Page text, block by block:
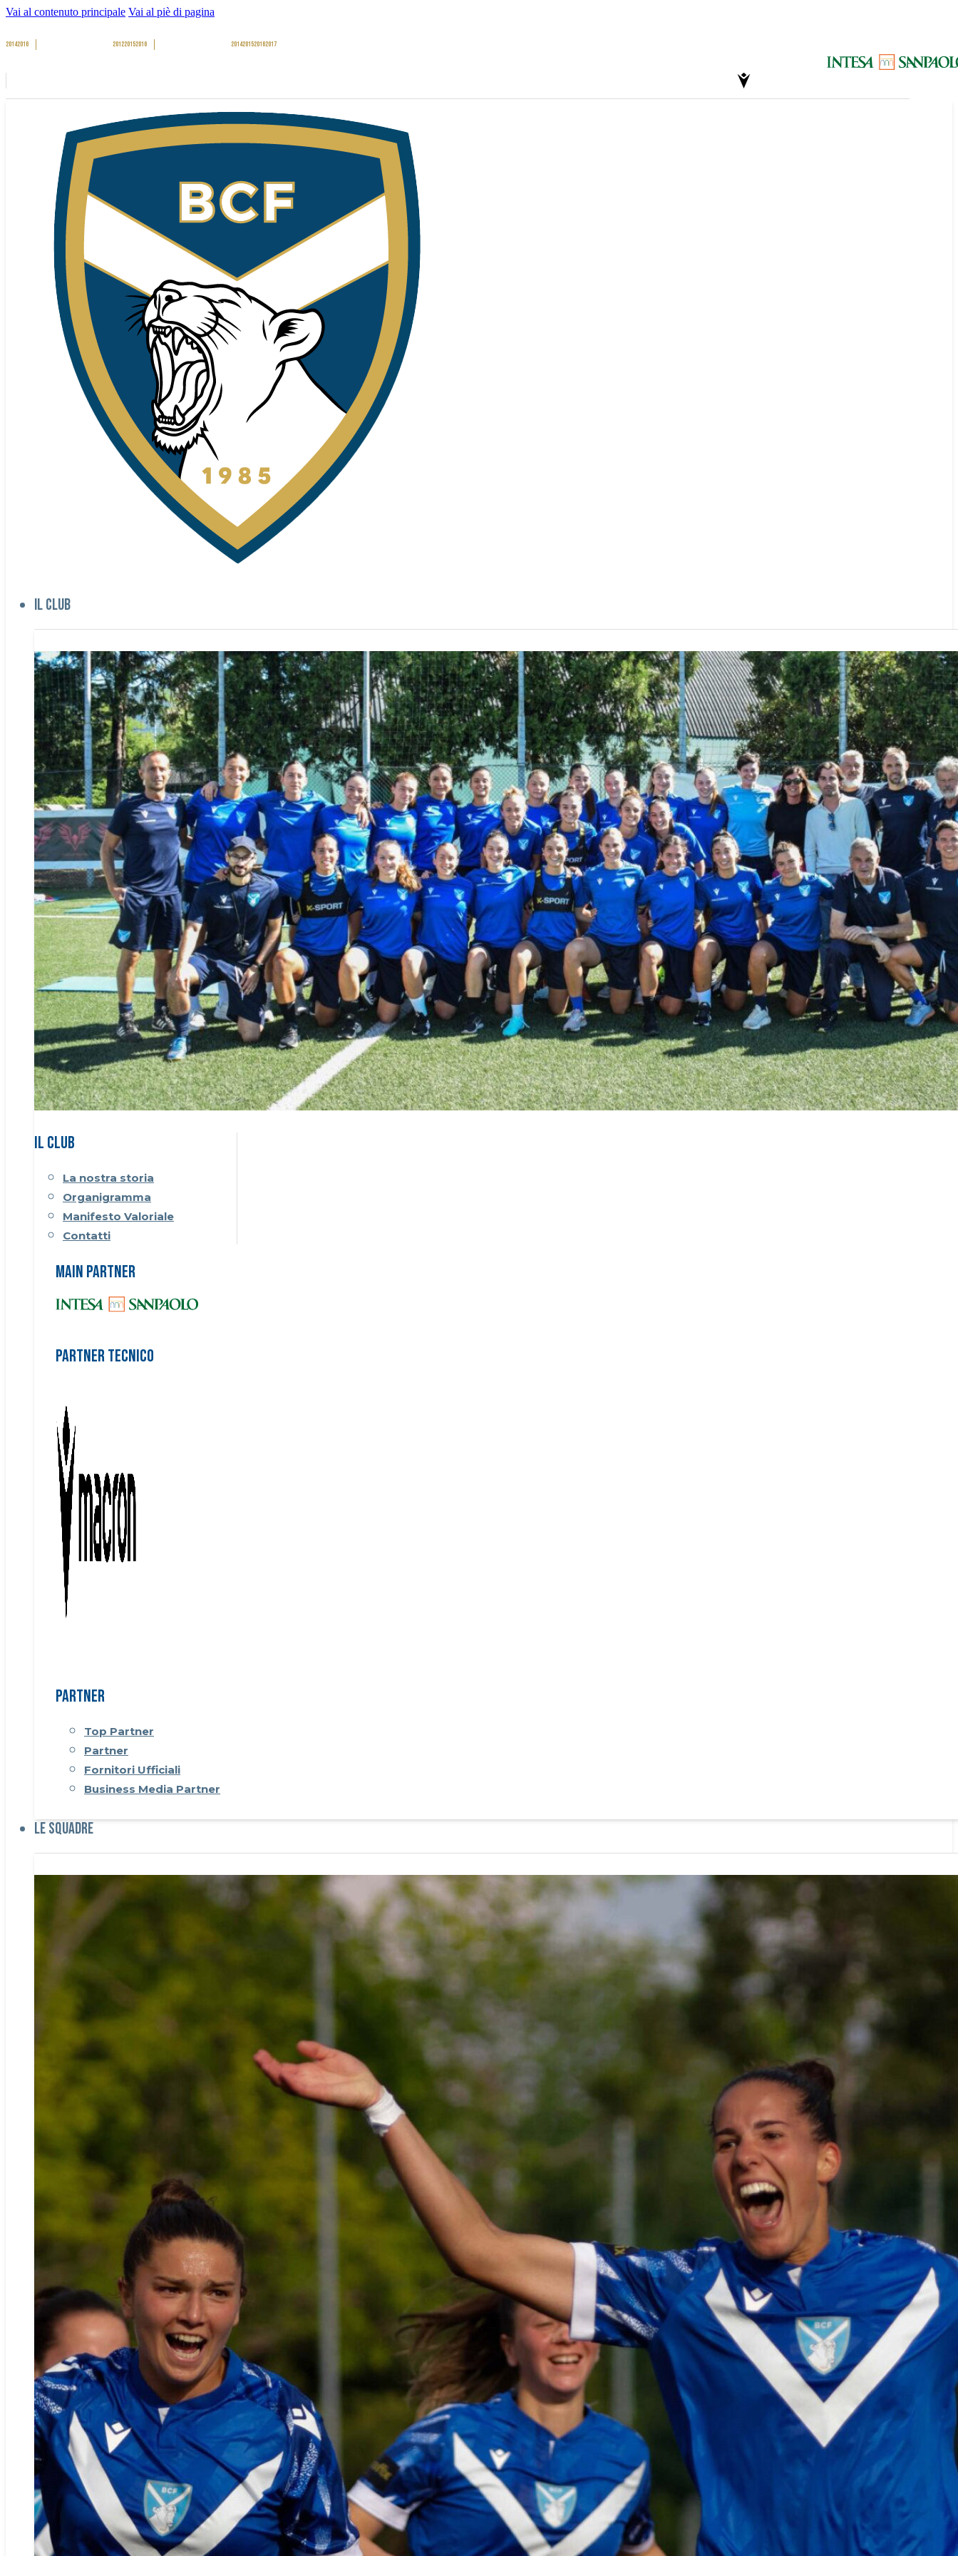
Vai al contenuto principale Vai al piè di pagina
20142016 201220152016 2014201520162017
Il club
Il CLUB
La nostra storia
Organigramma
Manifesto Valoriale
Contatti
Main Partner
Partner Tecnico
Partner
Top Partner
Partner
Fornitori Ufficiali
Business Media Partner
Le Squadre